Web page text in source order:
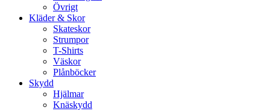
Övrigt
Kläder & Skor
Skateskor
Strumpor
T-Shirts
Väskor
Plånböcker
Skydd
Hjälmar
Knäskydd